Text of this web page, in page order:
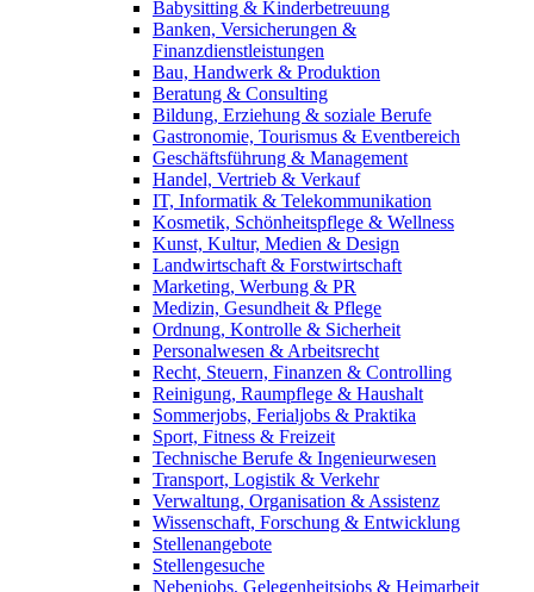
Babysitting & Kinderbetreuung
Banken, Versicherungen &
Finanzdienstleistungen
Bau, Handwerk & Produktion
Beratung & Consulting
Bildung, Erziehung & soziale Berufe
Gastronomie, Tourismus & Eventbereich
Geschäftsführung & Management
Handel, Vertrieb & Verkauf
IT, Informatik & Telekommunikation
Kosmetik, Schönheitspflege & Wellness
Kunst, Kultur, Medien & Design
Landwirtschaft & Forstwirtschaft
Marketing, Werbung & PR
Medizin, Gesundheit & Pflege
Ordnung, Kontrolle & Sicherheit
Personalwesen & Arbeitsrecht
Recht, Steuern, Finanzen & Controlling
Reinigung, Raumpflege & Haushalt
Sommerjobs, Ferialjobs & Praktika
Sport, Fitness & Freizeit
Technische Berufe & Ingenieurwesen
Transport, Logistik & Verkehr
Verwaltung, Organisation & Assistenz
Wissenschaft, Forschung & Entwicklung
Stellenangebote
Stellengesuche
Nebenjobs, Gelegenheitsjobs & Heimarbeit